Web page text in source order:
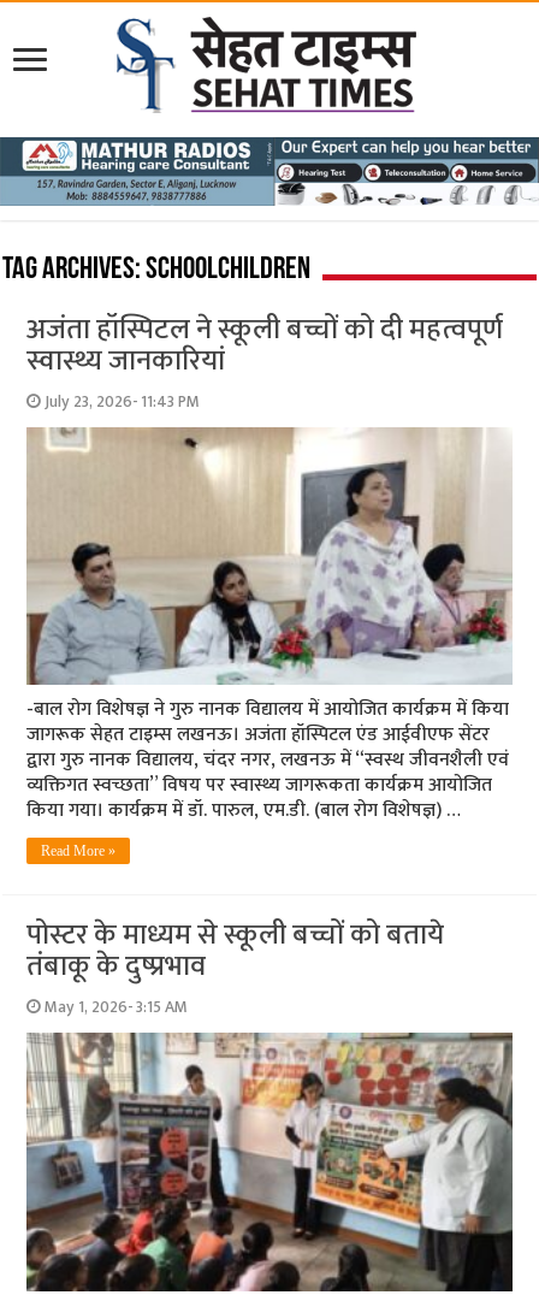
Tag Archives:schoolchildren
अजंता हॉस्पिटल ने स्कूली बच्चों को दी महत्वपूर्ण
स्वास्थ्य जानकारियां
July 23, 2026- 11:43 PM
-बाल रोग विशेषज्ञ ने गुरु नानक विद्यालय में आयोजित कार्यक्रम में किया
जागरूक सेहत टाइम्स लखनऊ। अजंता हॉस्पिटल एंड आईवीएफ सेंटर
द्वारा गुरु नानक विद्यालय, चंदर नगर, लखनऊ में “स्वस्थ जीवनशैली एवं
व्यक्तिगत स्वच्छता” विषय पर स्वास्थ्य जागरूकता कार्यक्रम आयोजित
किया गया। कार्यक्रम में डॉ. पारुल, एम.डी. (बाल रोग विशेषज्ञ) …
Read More »
पोस्टर के माध्यम से स्कूली बच्चों को बताये
तंबाकू के दुष्प्रभाव
May 1, 2026- 3:15 AM